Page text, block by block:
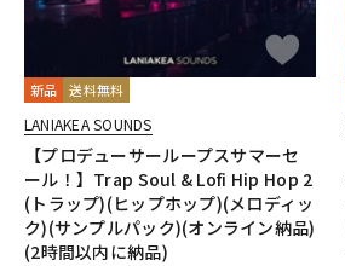
中古
新品 送料無料
LANIAKEA SOUNDS
【プロデューサーループスサマーセ
ール！】Trap Soul & Lofi Hip Hop 2
(トラップ)(ヒップホップ)(メロディッ
ク)(サンプルパック)(オンライン納品)
(2時間以内に納品)